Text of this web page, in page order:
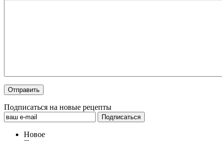
Подписаться на новые рецепты
Новое